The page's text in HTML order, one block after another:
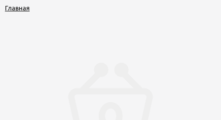
Главная